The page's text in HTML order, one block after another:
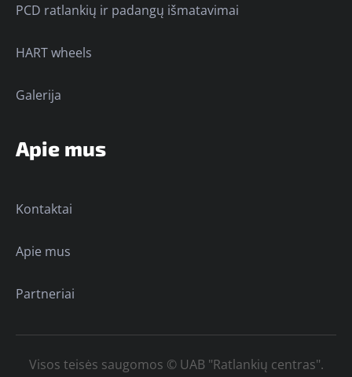
PCD ratlankių ir padangų išmatavimai
HART wheels
Galerija
Apie mus
Kontaktai
Apie mus
Partneriai
Visos teisės saugomos © UAB "Ratlankių centras".